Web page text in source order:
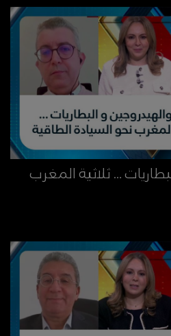
… ثلاثية المغرب